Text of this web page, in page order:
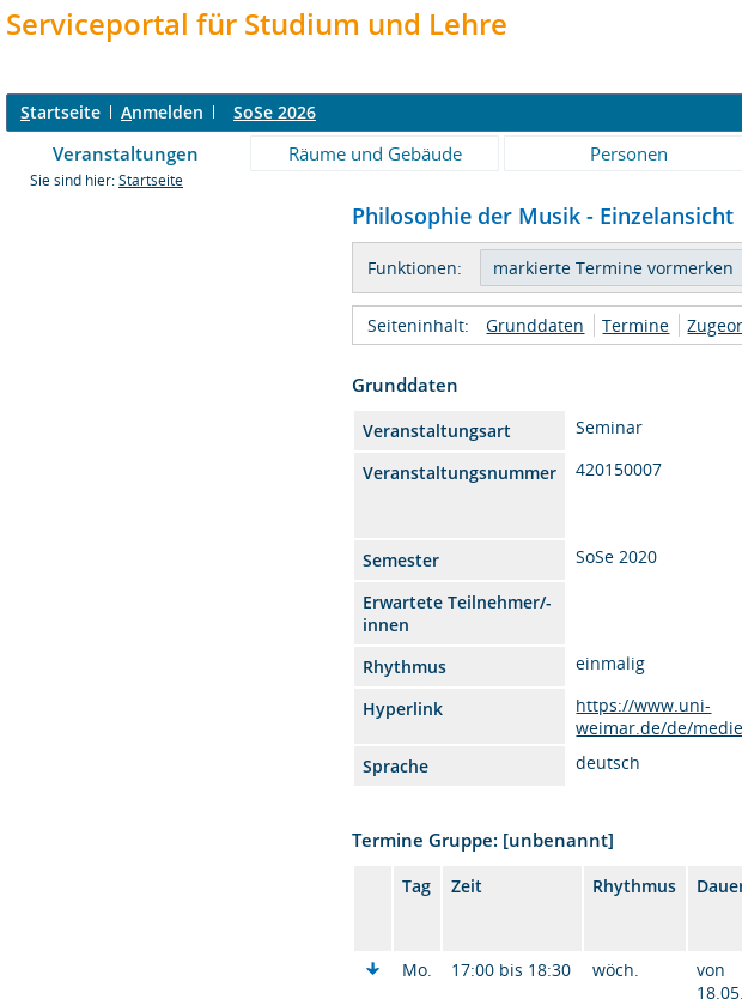
Serviceportal für Studium und Lehre
Startseite Anmelden SoSe 2026
Veranstaltungen Räume und Gebäude Personen
Sie sind hier: Startseite
Philosophie der Musik - Einzelansicht
Funktionen:
Seiteninhalt: Grunddaten Termine
Grunddaten
Veranstaltungsart Seminar
Veranstaltungsnummer
420150007
Semester
SoSe 2020
Erwartete Teilnehmer/-
innen
Rhythmus
einmalig
Hyperlink
https://www.uni-
weimar.de/de/
Sprache
deutsch
Termine Gruppe: [unbenannt]
Tag Zeit Rhythmus
Mo.
17:00 bis 18:30 wöch.
von